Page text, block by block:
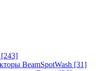
[243]
BeamSpotWash [31]